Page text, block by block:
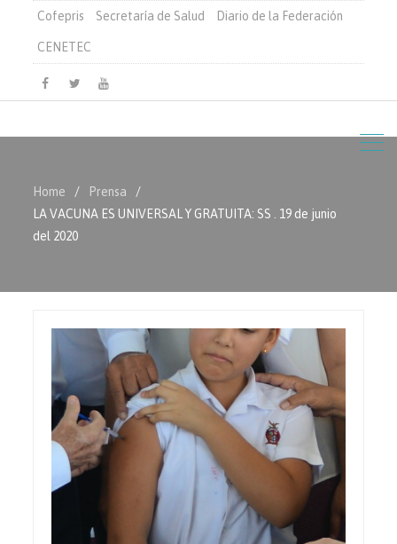
Cofepris Secretaría de Salud Diario de la Federación
CENETEC
Facebook
TwitterYoutube
Home
Prensa
LA VACUNA ES UNIVERSAL Y GRATUITA: SS . 19 de junio
del 2020